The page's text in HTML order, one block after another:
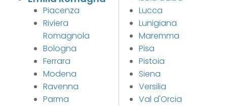
Piacenza
Riviera
Romagnola
Bologna
Ferrara
Modena
Ravenna
Parma
Lucca
Lunigiana
Maremma
Pisa
Pistoia
Siena
Versilia
Val d'Orcia